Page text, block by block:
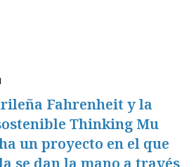
Fahrenheit y la
Thinking Mu
un proyecto en el que
se dan la mano a través